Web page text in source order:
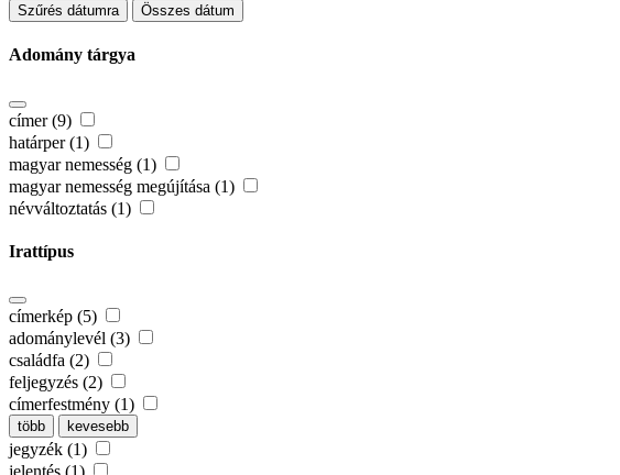
Szűrés dátumra Összes dátum
Adomány tárgya
címer (9)
határper (1)
magyar nemesség (1)
magyar nemesség megújítása (1)
névváltoztatás (1)
Irattípus
címerkép (5)
adománylevél (3)
családfa (2)
feljegyzés (2)
címerfestmény (1)
több kevesebb
jegyzék (1)
jelentés (1)